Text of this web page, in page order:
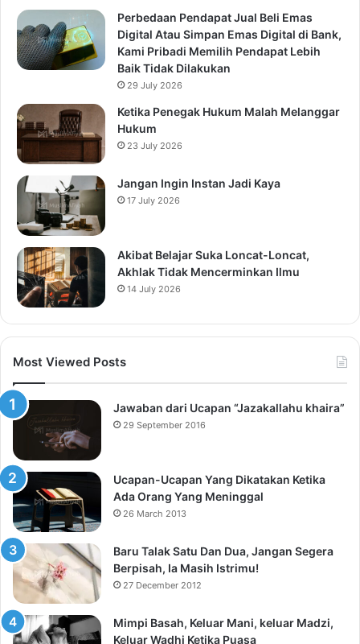
Perbedaan Pendapat Jual Beli Emas
Digital Atau Simpan Emas Digital di Bank,
Kami Pribadi Memilih Pendapat Lebih
Baik Tidak Dilakukan
29 July 2026
Ketika Penegak Hukum Malah Melanggar
Hukum
23 July 2026
Jangan Ingin Instan Jadi Kaya
17 July 2026
Akibat Belajar Suka Loncat-Loncat,
Akhlak Tidak Mencerminkan Ilmu
14 July 2026
Most Viewed Posts
Jawaban dari Ucapan “Jazakallahu khaira”
29 September 2016
Ucapan-Ucapan Yang Dikatakan Ketika
Ada Orang Yang Meninggal
26 March 2013
Baru Talak Satu Dan Dua, Jangan Segera
Berpisah, Ia Masih Istrimu!
27 December 2012
Mimpi Basah, Keluar Mani, keluar Madzi,
Keluar Wadhi Ketika Puasa